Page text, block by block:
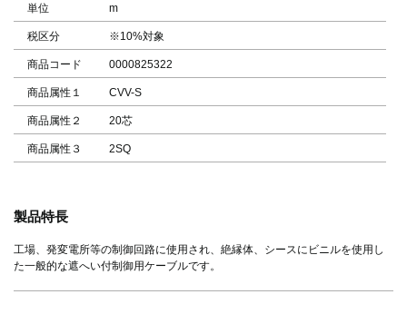
単位 m
税区分 ※10%対象
商品コード 0000825322
商品属性１ CVV-S
商品属性２ 20芯
商品属性３ 2SQ
製品特長
工場、発変電所等の制御回路に使用され、絶縁体、シースにビニルを使用し
た一般的な遮へい付制御用ケーブルです。